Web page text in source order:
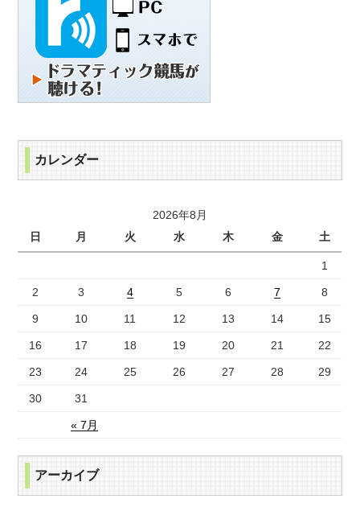
カレンダー
2026年8月
日
月 火 水 木 金 土
« 7月
1
2 3 4 5 6 7 8
9 10 11 12 13 14 15
16 17 18 19 20 21 22
23 24 25 26 27 28 29
30 31
アーカイブ